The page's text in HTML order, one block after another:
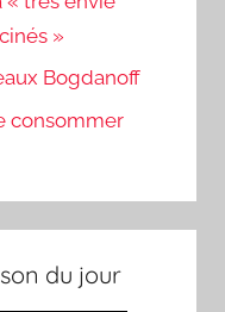
»
Bogdanoff
consommer
du jour